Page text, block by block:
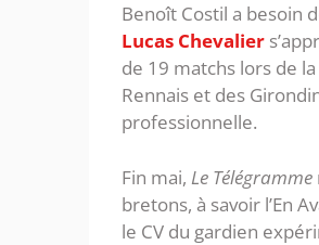
Benoît Costil a besoin
Lucas Chevalier
de 19 matchs lors de
Rennais et des
professionnelle.
Fin mai, Le Télégramme
bretons, à savoir l’En
le CV du gardien